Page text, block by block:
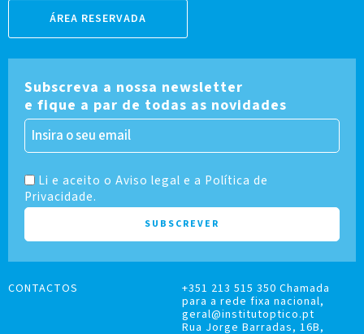
ÁREA RESERVADA
Subscreva a nossa newsletter
e fique a par de todas as novidades
Li e aceito o Aviso legal e a Política de
Privacidade.
CONTACTOS
+351 213 515 350 Chamada
para a rede fixa nacional,
geral@institutoptico.pt
Rua Jorge Barradas, 16B,